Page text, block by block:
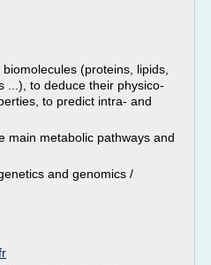
(proteins, lipids,
...), to deduce their physico-
to predict intra- and
main metabolic pathways and
and genomics /